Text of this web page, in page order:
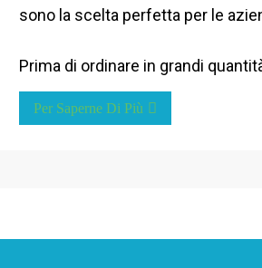
sono la scelta perfetta per le
Prima di ordinare in grandi
Per Saperne Di Più